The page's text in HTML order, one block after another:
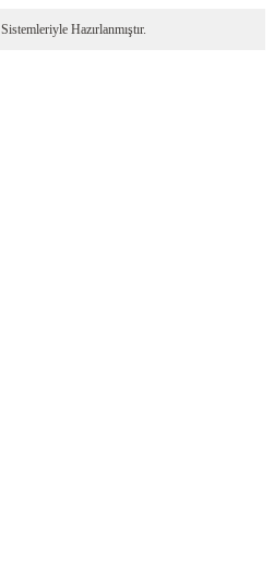
Sistemleriyle Hazırlanmıştır.